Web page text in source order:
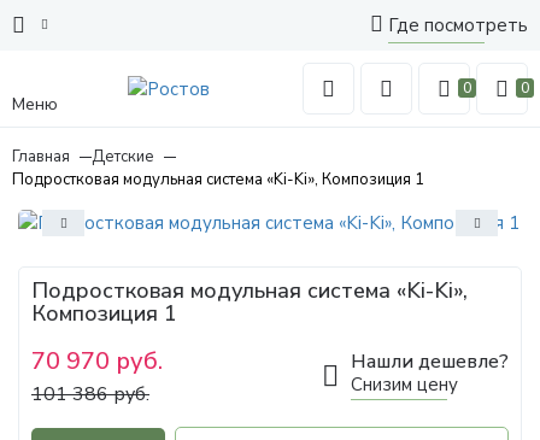
Где посмотреть
Меню
0 0
Главная
Детские
Подростковая модульная система «Ki-Ki», Композиция 1
Подростковая модульная система «Ki-Ki»,
Композиция 1
70 970 руб.
101 386 руб.
Нашли дешевле?
Снизим цену